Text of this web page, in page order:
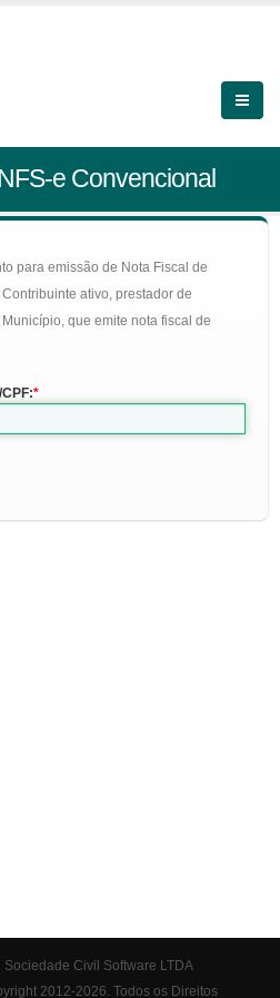
e Convencional
para emissão de Nota Fiscal de
ativo, prestador de
que emite nota fiscal de
Sociedade Civil Software LTDA
2012-2026. Todos os Direitos